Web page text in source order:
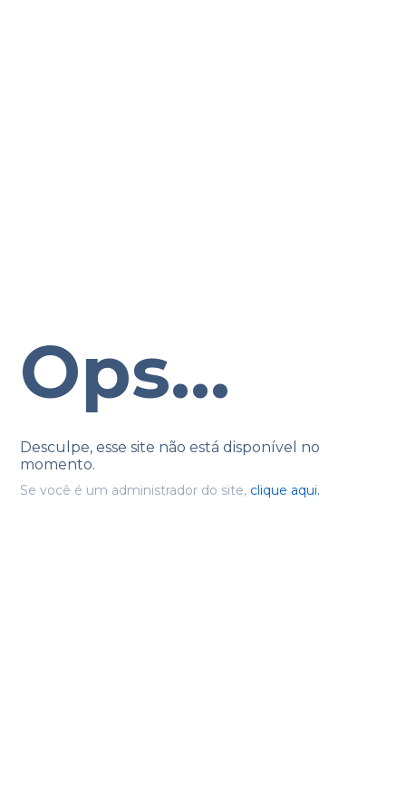
Ops...
Desculpe, esse site não está disponível no
momento.
Se você é um administrador do site, clique aqui.